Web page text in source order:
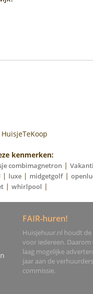
HuisjeTeKoop
kenmerken:
combimagnetron |
| luxe | midgetgolf |
| whirlpool |
FAIR-huren!
Huisjehuur.nl houdt de
voor iedereen. Daarom
laag mogelijke
jaar aan de
commissie.